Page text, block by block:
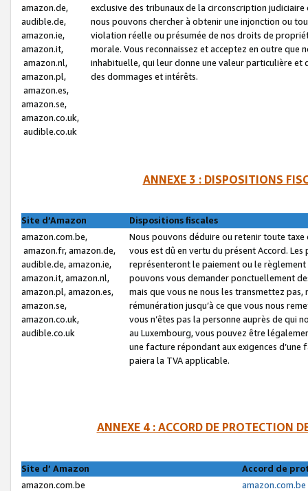
amazon.de,
audible.de,
amazon.ie,
amazon.it,
amazon.nl,
amazon.pl,
amazon.es,
amazon.se,
amazon.co.uk,
audible.co.uk
exclusive des tribunaux de la circonscription
nous pouvons chercher à obtenir une injonction ou
violation réelle ou présumée de nos droits de
morale. Vous reconnaissez et acceptez en outre que
inhabituelle, qui leur donne une valeur particulière
des dommages et intérêts.
ANNEXE 3 : DISPOSITIONS
Site d’Amazon
Dispositions fiscales
amazon.com.be,
amazon.fr, amazon.de,
audible.de, amazon.ie,
amazon.it, amazon.nl,
amazon.pl, amazon.es,
amazon.se,
amazon.co.uk,
audible.co.uk
Nous pouvons déduire ou retenir toute
vous est dû en vertu du présent Accord.
représenteront le paiement ou le
pouvons vous demander ponctuellement
mais que vous ne nous les transmettez
rémunération jusqu’à ce que vous nous
vous n’êtes pas la personne auprès de qui
au Luxembourg, vous pouvez être
une facture répondant aux exigences
paiera la TVA applicable.
ANNEXE 4 : ACCORD DE PROTECTION
Site d’ Amazon
Accord de
amazon.com.be